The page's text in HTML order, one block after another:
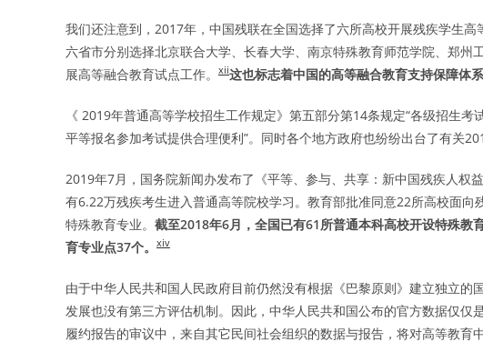
我们还注意到，2017年，中国残联在全国选择了六所高校开展残疾学生
六省市分别选择北京联合大学、长春大学、南京特殊教育师范学院、郑
展高等融合教育试点工作。
xii这也标志着中国的高等融合教育支持保障体
《 2019年普通高等学校招生工作规定》第五部分第14条规定“各级招生
平等报名参加考试提供合理便利”。同时各个地方政府也纷纷出台了有关
2019年7月，国务院新闻办发布了《平等、参与、共享：新中国残疾人
有6.22万残疾考生进入普通高等院校学习。教育部批准同意22所高校面
特殊教育专业。 截至2018年6月，全国已有61所普通本科高校开设特殊教
育专业点37个。 xiv
由于中华人民共和国人民政府目前仍然没有根据《巴黎原则》建立独立
发展也没有第三方评估机制。因此，中华人民共和国公布的官方数据仅
履约报告的审议中，来自其它民间社会组织的数据与报告，将对高等教育